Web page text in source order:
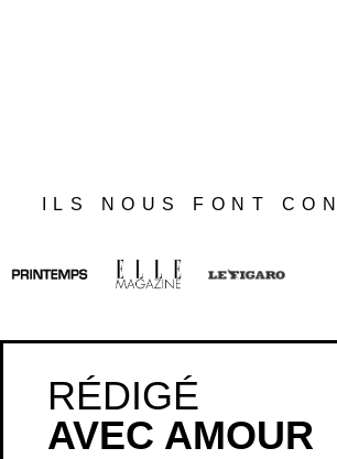
ILS NOUS FONT
RÉDIGÉ
AVEC AMOUR